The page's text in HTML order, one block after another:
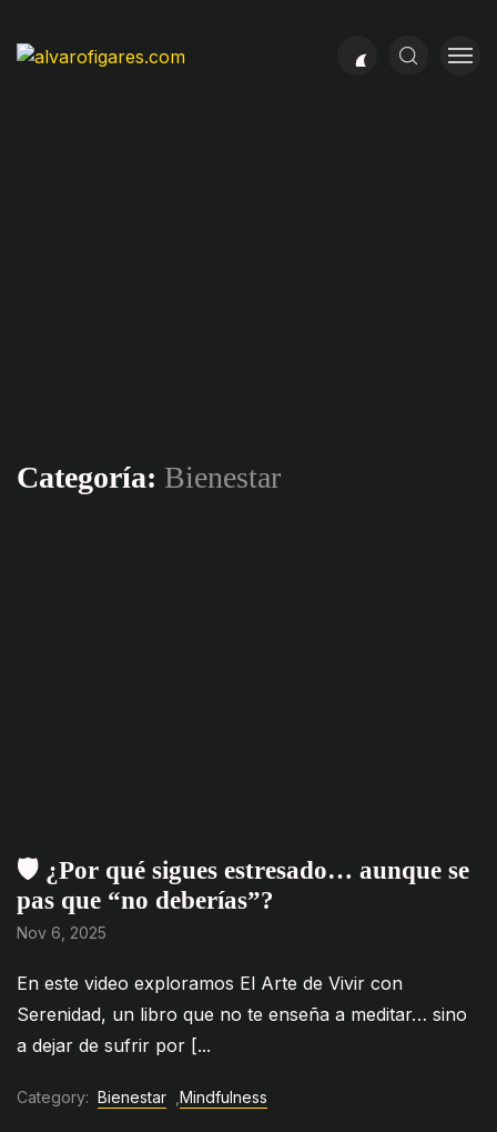
Categoría: Bienestar
🛡️ ¿Por qué sigues estresado… aunque se
pas que “no deberías”?
Nov 6, 2025
En este video exploramos El Arte de Vivir con
Serenidad, un libro que no te enseña a meditar… sino
a dejar de sufrir por [...
Category: Bienestar Mindfulness